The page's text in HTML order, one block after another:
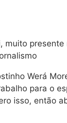
Werá
para o
isso, então